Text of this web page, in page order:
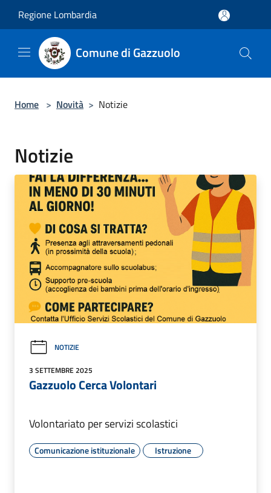
Regione Lombardia
Comune di Gazzuolo
Home > Novità > Notizie
Notizie
NOTIZIE
3 SETTEMBRE 2025
Gazzuolo Cerca Volontari
Volontariato per servizi scolastici
Comunicazione istituzionale Istruzione